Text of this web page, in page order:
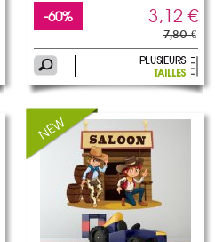
-60% 3,12 €
7,80 €